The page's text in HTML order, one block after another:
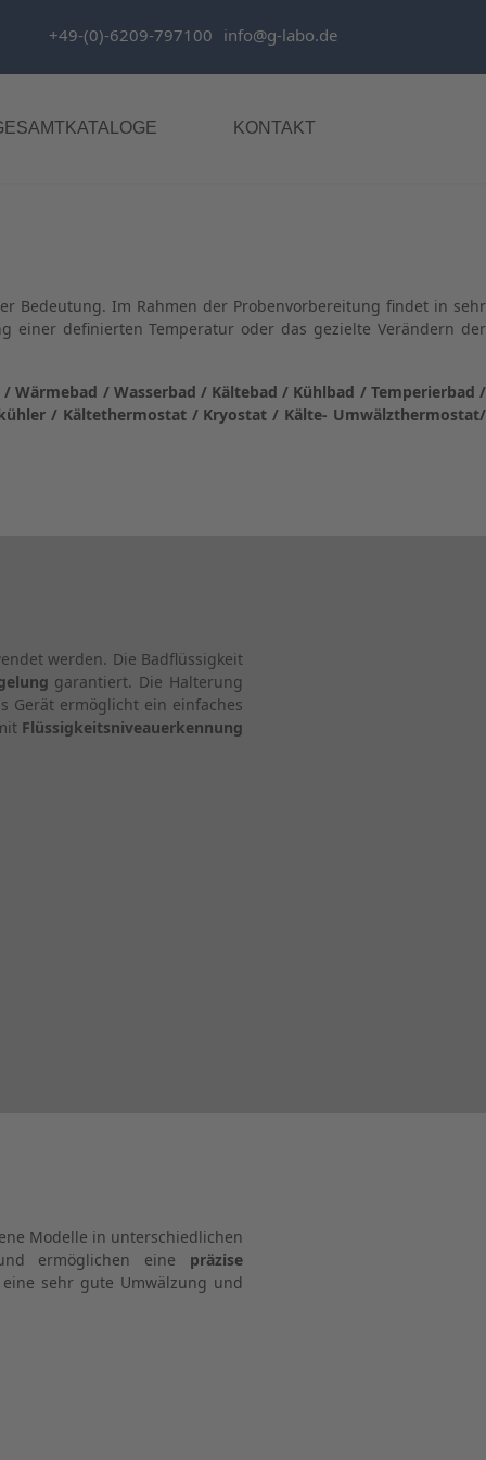
+49-(0)-6209-797100 info@g-labo.de
KONTAKT
Bedeutung. Im Rahmen der Probenvorbereitung findet in sehr
einer definierten Temperatur oder das gezielte Verändern der
/ Wärmebad / Wasserbad / Kältebad / Kühlbad / Temperierbad /
/ Kältethermostat / Kryostat / Kälte- Umwälzthermostat/
werden. Die Badflüssigkeit
garantiert. Die Halterung
Gerät ermöglicht ein einfaches
Flüssigkeitsniveauerkennung
Modelle in unterschiedlichen
ermöglichen eine präzise
eine sehr gute Umwälzung und